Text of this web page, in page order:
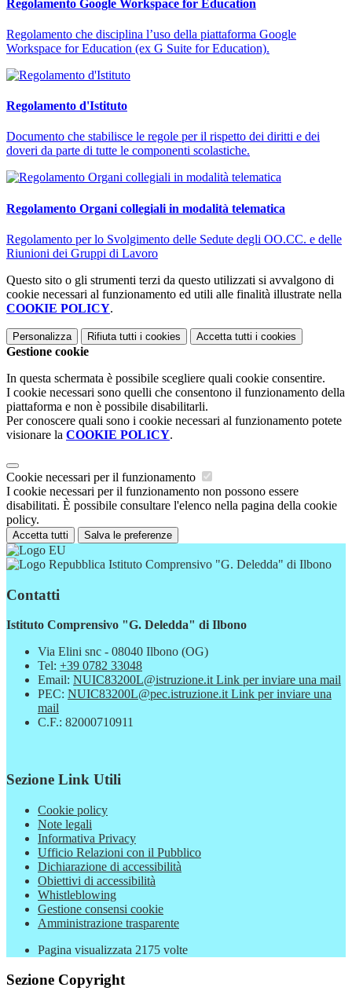
Regolamento Google Workspace for Education
Regolamento che disciplina l’uso della piattaforma Google
Workspace for Education (ex G Suite for Education).
Regolamento d'Istituto
Documento che stabilisce le regole per il rispetto dei diritti e dei
doveri da parte di tutte le componenti scolastiche.
Regolamento Organi collegiali in modalità telematica
Regolamento per lo Svolgimento delle Sedute degli OO.CC. e delle
Riunioni dei Gruppi di Lavoro
Questo sito o gli strumenti terzi da questo utilizzati si avvalgono di
cookie necessari al funzionamento ed utili alle finalità illustrate nella
COOKIE POLICY.
Personalizza Rifiuta tutti i cookies Accetta tutti i cookies
Gestione cookie
In questa schermata è possibile scegliere quali cookie consentire.
I cookie necessari sono quelli che consentono il funzionamento della
piattaforma e non è possibile disabilitarli.
Per conoscere quali sono i cookie necessari al funzionamento potete
visionare la COOKIE POLICY.
Cookie necessari per il funzionamento
I cookie necessari per il funzionamento non possono essere
disabilitati. È possibile consultare l'elenco nella pagina della cookie
policy.
Accetta tutti Salva le preferenze
Istituto Comprensivo "G. Deledda" di Ilbono
Contatti
Istituto Comprensivo "G. Deledda" di Ilbono
Via Elini snc - 08040 Ilbono (OG)
Tel: +39 0782 33048
Email: NUIC83200L@istruzione.it Link per inviare una mail
PEC: NUIC83200L@pec.istruzione.it Link per inviare una
mail
C.F.: 82000710911
Sezione Link Utili
Cookie policy
Note legali
Informativa Privacy
Ufficio Relazioni con il Pubblico
Dichiarazione di accessibilità
Obiettivi di accessibilità
Whistleblowing
Gestione consensi cookie
Amministrazione trasparente
Pagina visualizzata 2175 volte
Sezione Copyright